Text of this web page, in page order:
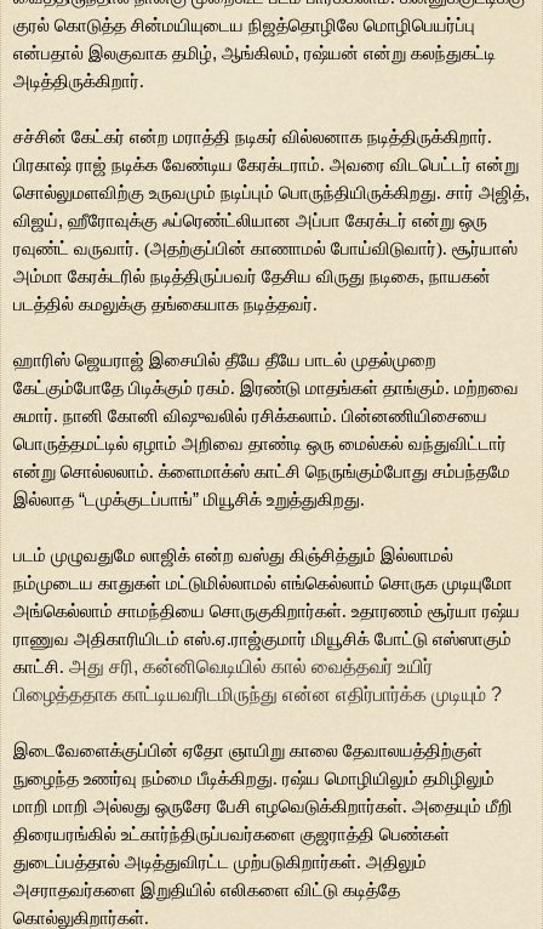
குரல் கொடுத்த சின்மயியுடைய நிஜத்தொழிலே மொழிபெயர்ப்பு
என்பதால் இலகுவாக தமிழ், ஆங்கிலம், ரஷ்யன் என்று கலந்துகட்டி
அடித்திருக்கிறார்.
சச்சின் கேட்கர் என்ற மராத்தி நடிகர் வில்லனாக நடித்திருக்கிறார்.
பிரகாஷ் ராஜ் நடிக்க வேண்டிய கேரக்டராம். அவரை விடபெட்டர் என்று
சொல்லுமளவிற்கு உருவமும் நடிப்பும் பொருந்தியிருக்கிறது. சார் அஜித்,
விஜய், ஹீரோவுக்கு ஃப்ரெண்ட்லியான அப்பா கேரக்டர் என்று ஒரு
ரவுண்ட் வருவார். (அதற்குப்பின் காணாமல் போய்விடுவார்). சூர்யாஸ்
அம்மா கேரக்டரில் நடித்திருப்பவர் தேசிய விருது நடிகை, நாயகன்
படத்தில் கமலுக்கு தங்கையாக நடித்தவர்.
ஹாரிஸ் ஜெயராஜ் இசையில் தீயே தீயே பாடல் முதல்முறை
கேட்கும்போதே பிடிக்கும் ரகம். இரண்டு மாதங்கள் தாங்கும். மற்றவை
சுமார். நானி கோனி விஷுவலில் ரசிக்கலாம். பின்னணியிசையை
பொருத்தமட்டில் ஏழாம் அறிவை தாண்டி ஒரு மைல்கல் வந்துவிட்டார்
என்று சொல்லலாம். க்ளைமாக்ஸ் காட்சி நெருங்கும்போது சம்பந்தமே
இல்லாத “டமுக்குடப்பாங்” மியூசிக் உறுத்துகிறது.
படம் முழுவதுமே லாஜிக் என்ற வஸ்து கிஞ்சித்தும் இல்லாமல்
நம்முடைய காதுகள் மட்டுமில்லாமல் எங்கெல்லாம் சொருக முடியுமோ
அங்கெல்லாம் சாமந்தியை சொருகுகிறார்கள். உதாரணம் சூர்யா ரஷ்ய
ராணுவ அதிகாரியிடம் எஸ்.ஏ.ராஜ்குமார் மியூசிக் போட்டு எஸ்ஸாகும்
காட்சி. அது சரி, கன்னிவெடியில் கால் வைத்தவர் உயிர்
பிழைத்ததாக காட்டியவரிடமிருந்து என்ன எதிர்பார்க்க முடியும் ?
இடைவேளைக்குப்பின் ஏதோ ஞாயிறு காலை தேவாலயத்திற்குள்
நுழைந்த உணர்வு நம்மை பீடிக்கிறது. ரஷ்ய மொழியிலும் தமிழிலும்
மாறி மாறி அல்லது ஒருசேர பேசி எழவெடுக்கிறார்கள். அதையும் மீறி
திரையரங்கில் உட்கார்ந்திருப்பவர்களை குஜராத்தி பெண்கள்
துடைப்பத்தால் அடித்துவிரட்ட முற்படுகிறார்கள். அதிலும்
அசராதவர்களை இறுதியில் எலிகளை விட்டு கடித்தே
கொல்லுகிறார்கள்.